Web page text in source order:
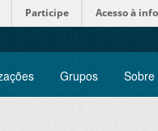
Participe Acesso à
Grupos Sobre